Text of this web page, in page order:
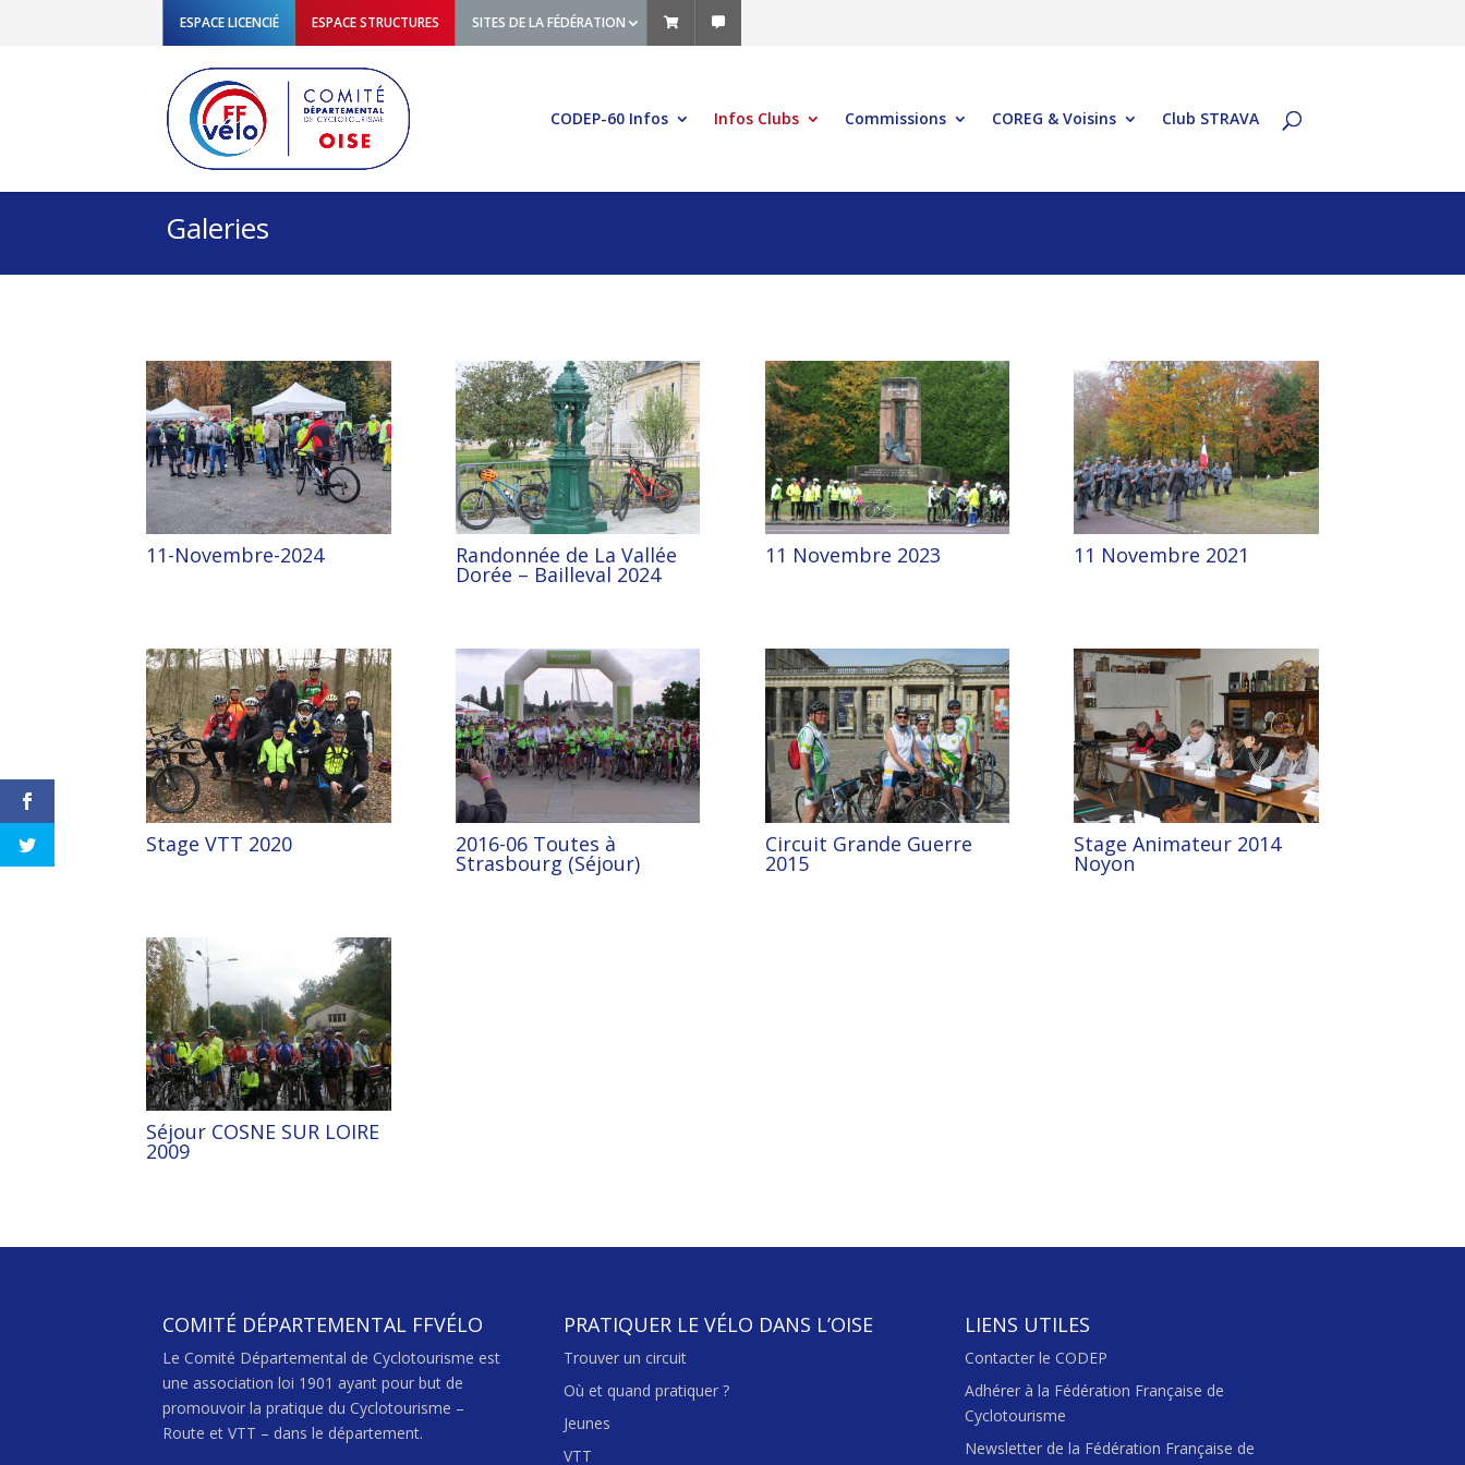
ESPACE LICENCIÉ ESPACE STRUCTURES SITES DE LA FÉDÉRATION
CODEP-60 Infos Infos Clubs Commissions COREG & Voisins Club STRAVA
Galeries
11-Novembre-2024 Randonnée de La Vallée
Dorée – Bailleval 2024
11 Novembre 2023 11 Novembre 2021
Stage VTT 2020 2016-06 Toutes à
Strasbourg (Séjour)
Circuit Grande Guerre
2015
Stage Animateur 2014
Noyon
Séjour COSNE SUR LOIRE
2009
COMITÉ DÉPARTEMENTAL FFVÉLO
Le Comité Départemental de Cyclotourisme est
une association loi 1901 ayant pour but de
promouvoir la pratique du Cyclotourisme –
Route et VTT – dans le département.
PRATIQUER LE VÉLO DANS L’OISE
Trouver un circuit
Où et quand pratiquer ?
Jeunes
VTT
LIENS UTILES
Contacter le CODEP
Adhérer à la Fédération Française de
Cyclotourisme
Newsletter de la Fédération Française de